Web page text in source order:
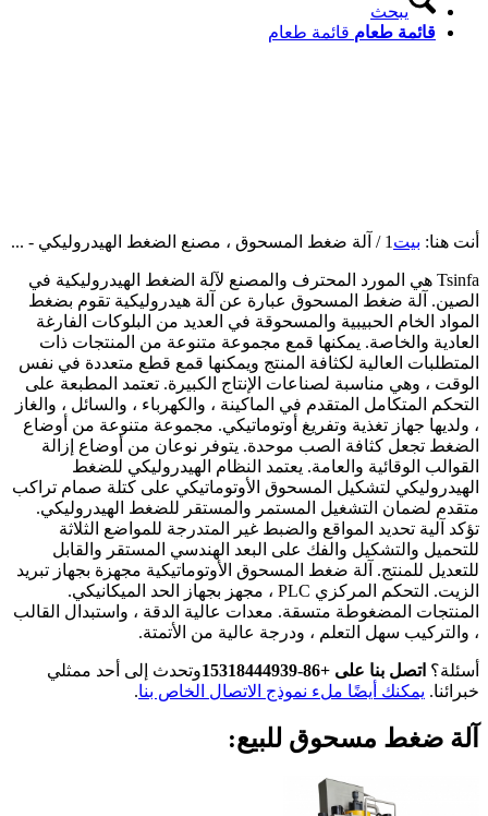
يبحث
قائمة طعام قائمة طعام
أنت هنا: بيت 1
/ آلة ضغط المسحوق ، مصنع الضغط الهيدروليكي - ...
Tsinfa هي المورد المحترف والمصنع لآلة الضغط الهيدروليكية في
الصين. آلة ضغط المسحوق عبارة عن آلة هيدروليكية تقوم بضغط
المواد الخام الحبيبية والمسحوقة في العديد من البلوكات الفارغة
العادية والخاصة. يمكنها قمع مجموعة متنوعة من المنتجات ذات
المتطلبات العالية لكثافة المنتج ويمكنها قمع قطع متعددة في نفس
الوقت ، وهي مناسبة لصناعات الإنتاج الكبيرة. تعتمد المطبعة على
التحكم المتكامل المتقدم في الماكينة ، والكهرباء ، والسائل ، والغاز
، ولديها جهاز تغذية وتفريغ أوتوماتيكي. مجموعة متنوعة من أوضاع
الضغط تجعل كثافة الصب موحدة. يتوفر نوعان من أوضاع إزالة
القوالب الوقائية والعامة. يعتمد النظام الهيدروليكي للضغط
الهيدروليكي لتشكيل المسحوق الأوتوماتيكي على كتلة صمام تراكب
متقدم لضمان التشغيل المستمر والمستقر للضغط الهيدروليكي.
تؤكد آلية تحديد المواقع والضبط غير المتدرجة للمواضع الثلاثة
للتحميل والتشكيل والفك على البعد الهندسي المستقر والقابل
للتعديل للمنتج. آلة ضغط المسحوق الأوتوماتيكية مجهزة بجهاز تبريد
الزيت. التحكم المركزي PLC ، مجهز بجهاز الحد الميكانيكي.
المنتجات المضغوطة متسقة. معدات عالية الدقة ، واستبدال القالب
، والتركيب سهل التعلم ، ودرجة عالية من الأتمتة.
أسئلة؟ اتصل بنا على +86-15318444939
وتحدث إلى أحد ممثلي
خبرائنا. يمكنك أيضًا ملء نموذج الاتصال الخاص بنا.
آلة ضغط مسحوق للبيع: